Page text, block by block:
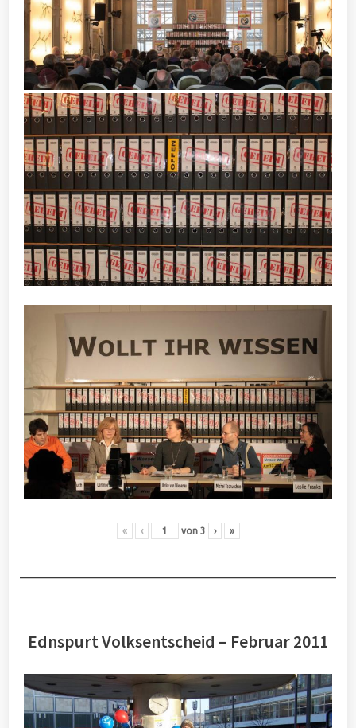
« ‹ von 3 › »
Ednspurt Volksentscheid – Februar 2011